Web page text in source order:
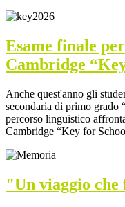
Esame finale
Cambridge
Anche quest'anno gli
secondaria di primo
percorso linguistico
Cambridge “Key for
"Un viaggio